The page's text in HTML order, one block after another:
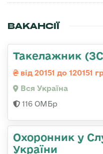
ВАКАНСІЇ
Такелажник
від 20151 до 120151
Вся Україна
116 ОМБр
Охоронник у
України